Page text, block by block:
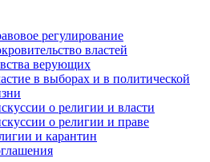
регулирование
властей
верующих
в выборах и в политической
о религии и власти
о религии и праве
и карантин